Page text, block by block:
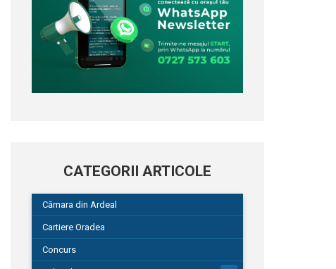
CATEGORII ARTICOLE
Cămara din Ardeal
Cartiere Oradea
Concurs